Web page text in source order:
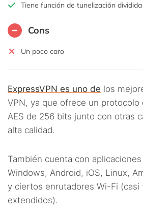
Tiene función de tunelización dividida
Cons
Un poco caro
ExpressVPN es uno de los
VPN, ya que ofrece un protocolo
AES de 256 bits junto con otras
alta calidad.
También cuenta con
Windows, Android, iOS, Linux,
y ciertos enrutadores Wi-Fi (casi
extendidos).